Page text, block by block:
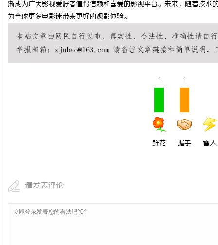
渐成为广大影视爱好者值得信赖和喜爱的影视平台。未来，随着技
为全球更多电影迷带来更好的观影体验。
1
鲜花
1
握手 雷人
请发表评论